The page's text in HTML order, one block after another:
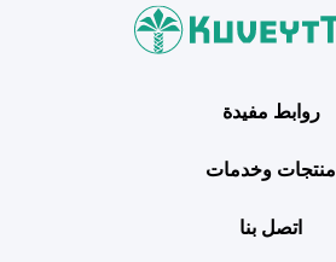
روابط مفيدة
منتجات وخدمات
اتصل بنا